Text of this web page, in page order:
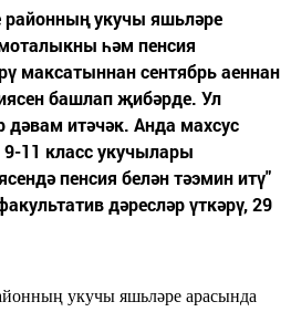
укучы яшьләре
һәм пенсия
максатыннан сентябрь аеннан
башлап җибәрде. Ул
дәвам итәчәк. Анда махсус
11 класс укучылары
пенсия белән тәэмин итү"
дәресләр үткәрү, 29
укучы яшьләре арасында